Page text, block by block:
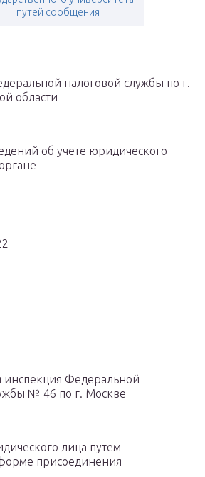
путей сообщения
налоговой службы по г.
области
об учете юридического
Федеральной
№ 46 по г. Москве
лица путем
присоединения